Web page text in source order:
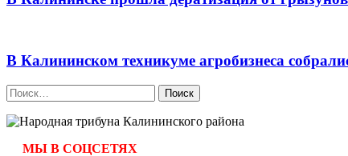
В Калининском техникуме агробизнеса
Найти:
МЫ В СОЦСЕТЯХ